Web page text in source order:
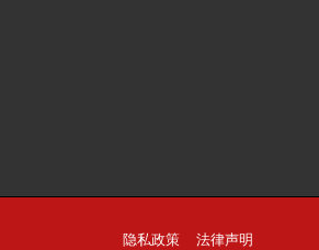
隐私政策 法律声明